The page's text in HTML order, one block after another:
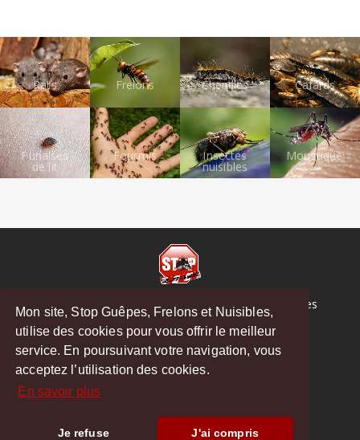
Mon site, Stop Guêpes, Frelons et Nuisibles,
utilise des cookies pour vous offrir le meilleur
service. En poursuivant votre navigation, vous
acceptez l’utilisation des cookies.
En savoir plus
Je refuse J'ai compris
Rats Frelons Chenilles Cafards
Punaises
de lit
Fourmis Insectes
nuisibles
Moustiques
© Copyright 2026 Stop Guêpes, Frelons et Nuisibles
Mentions légales
Créé par
MattWeb
Tosse
Soustons Seignosse